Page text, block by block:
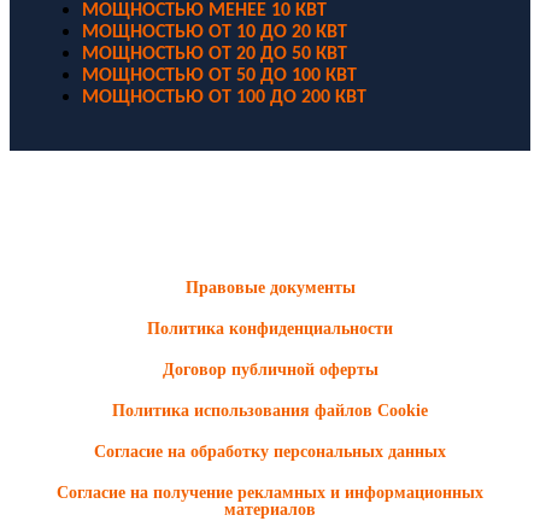
МОЩНОСТЬЮ МЕНЕЕ 10 КВТ
МОЩНОСТЬЮ ОТ 10 ДО 20 КВТ
МОЩНОСТЬЮ ОТ 20 ДО 50 КВТ
МОЩНОСТЬЮ ОТ 50 ДО 100 КВТ
МОЩНОСТЬЮ ОТ 100 ДО 200 КВТ
Правовые документы
Политика конфиденциальности
Договор публичной оферты
Политика использования файлов Cookie
Согласие на обработку персональных данных
Согласие на получение рекламных и информационных
материалов